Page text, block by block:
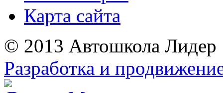
Карта сайта
© 2013 Автошкола Лидер
Разработка и